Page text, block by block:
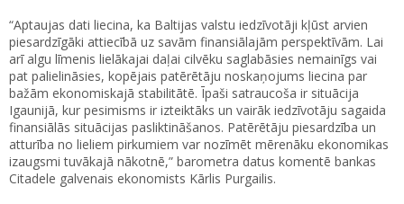
“Aptaujas dati liecina, ka Baltijas valstu iedzīvotāji kļūst arvien
piesardzīgāki attiecībā uz savām finansiālajām perspektīvām. Lai
arī algu līmenis lielākajai daļai cilvēku saglabāsies nemainīgs vai
pat palielināsies, kopējais patērētāju noskaņojums liecina par
bažām ekonomiskajā stabilitātē. Īpaši satraucoša ir situācija
Igaunijā, kur pesimisms ir izteiktāks un vairāk iedzīvotāju sagaida
finansiālās situācijas pasliktināšanos. Patērētāju piesardzība un
atturība no lieliem pirkumiem var nozīmēt mērenāku ekonomikas
izaugsmi tuvākajā nākotnē,” barometra datus komentē bankas
Citadele galvenais ekonomists Kārlis Purgailis.